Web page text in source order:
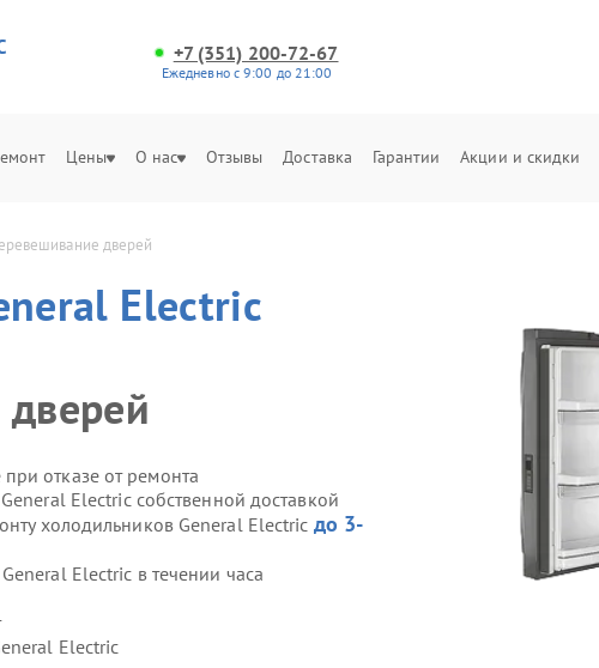
+7 (351) 200-72-67
Ежедневно с 9:00 до 21:00
Цены О нас Отзывы Доставка Гарантии Акции и скидки
дверей
Electric
отказе от ремонта
Electric собственной доставкой
холодильников General Electric до 3-
Electric в течении часа
Electric